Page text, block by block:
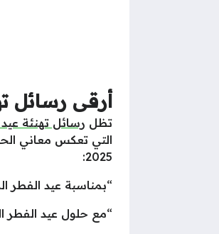
أرقى رسائل
تظل رسائل تهنئة عيد
التي تعكس معاني
2025:
“بمناسبة عيد الفطر
“مع حلول عيد الفطر